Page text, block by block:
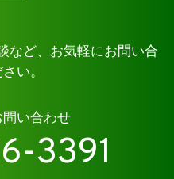
など、お気軽にお問い合
い。
い合わせ
3391